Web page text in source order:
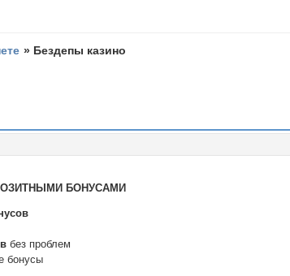
» Бездепы казино
БОНУСАМИ
без проблем
бонусы